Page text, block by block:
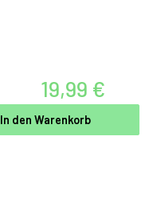
19,99 €
In den Warenkorb